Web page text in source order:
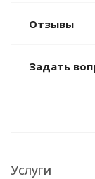
Отзывы
Задать
Услуги